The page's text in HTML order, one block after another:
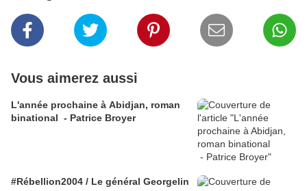
Vous aimerez aussi
L'année prochaine à Abidjan, roman
binational - Patrice Broyer
#Rébellion2004 / Le général Georgelin